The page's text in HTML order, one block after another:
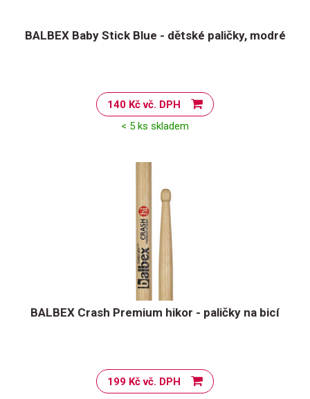
BALBEX Baby Stick Blue - dětské paličky, modré
140 Kč vč. DPH
< 5 ks skladem
BALBEX Crash Premium hikor - paličky na bicí
199 Kč vč. DPH